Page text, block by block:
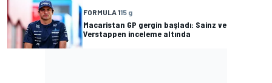
FORMULA 115 g
Macaristan GP gergin başladı: Sainz ve
Verstappen inceleme altında